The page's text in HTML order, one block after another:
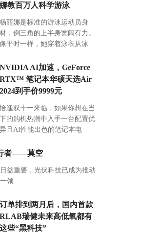
娜教百万人科学游泳
杨丽娜是标准的游泳运动员身
材，倒三角的上半身宽阔有力。
像平时一样，她穿着泳衣从泳
NVIDIA AI加速，GeForce
RTX™ 笔记本华硕天选Air
2024到手价9999元
恰逢双十一来临，如果你想在当
下的购机热潮中入手一台配置优
异且AI性能出色的笔记本电
者——莫空
益重要，光伏科技已成为推动
领
订单排到两月后，国内首款
RLAB瑞健未来高低氧都有
这些“黑科技”